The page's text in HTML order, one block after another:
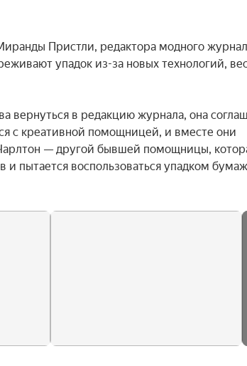
Пристли, редактора модного
упадок из-за новых технологий,
вернуться в редакцию журнала, она
с креативной помощницей, и вместе они
— другой бывшей помощницы,
пытается воспользоваться упадком